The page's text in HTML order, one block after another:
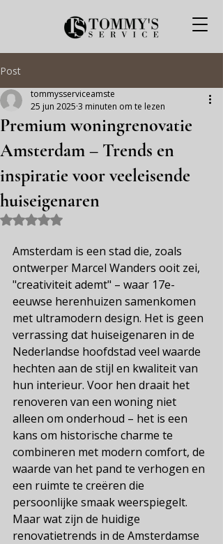
Post
Premium woningrenovatie
Amsterdam – Trends en
inspiratie voor veeleisende
huiseigenaren
tommysserviceamste
25 jun 2025 3 minuten om te lezen
Beoordeeld met NaN uit 5 sterren.
Amsterdam is een stad die, zoals
ontwerper Marcel Wanders ooit zei,
"creativiteit ademt" – waar 17e-
eeuwse herenhuizen samenkomen
met ultramodern design. Het is geen
verrassing dat huiseigenaren in de
Nederlandse hoofdstad veel waarde
hechten aan de stijl en kwaliteit van
hun interieur. Voor hen draait het
renoveren van een woning niet
alleen om onderhoud – het is een
kans om historische charme te
combineren met modern comfort, de
waarde van het pand te verhogen en
een ruimte te creëren die
persoonlijke smaak weerspiegelt.
Maar wat zijn de huidige
renovatietrends in de Amsterdamse